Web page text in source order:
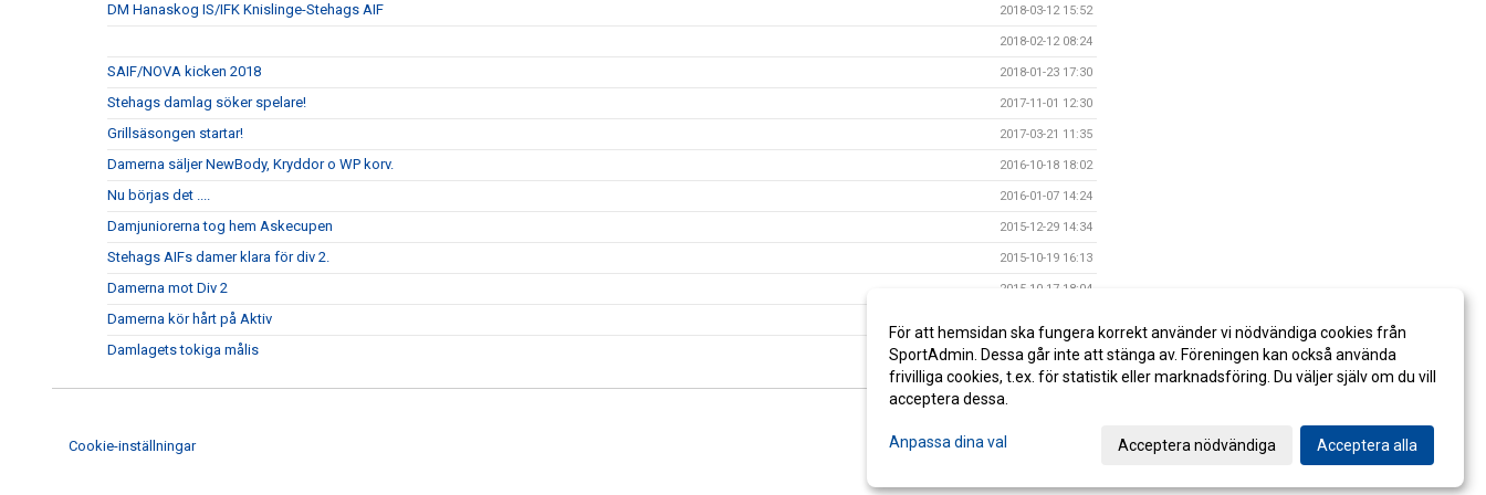
DM Hanaskog IS/IFK Knislinge-Stehags AIF 2018-03-12 15:52
2018-02-12 08:24
SAIF/NOVA kicken 2018 2018-01-23 17:30
Stehags damlag söker spelare! 2017-11-01 12:30
Grillsäsongen startar! 2017-03-21 11:35
Damerna säljer NewBody, Kryddor o WP korv. 2016-10-18 18:02
Nu börjas det .... 2016-01-07 14:24
Damjuniorerna tog hem Askecupen 2015-12-29 14:34
Stehags AIFs damer klara för div 2. 2015-10-19 16:13
Damerna mot Div 2 2015-10-17 18:04
Damerna kör hårt på Aktiv
Damlagets tokiga målis 2014-03-12 17:47
Cookie-inställningar
För att hemsidan ska fungera korrekt använder vi nödvändiga cookies från
SportAdmin. Dessa går inte att stänga av. Föreningen kan också använda
frivilliga cookies, t.ex. för statistik eller marknadsföring. Du väljer själv om du vill
acceptera dessa.
Anpassa dina val Acceptera nödvändiga Acceptera alla